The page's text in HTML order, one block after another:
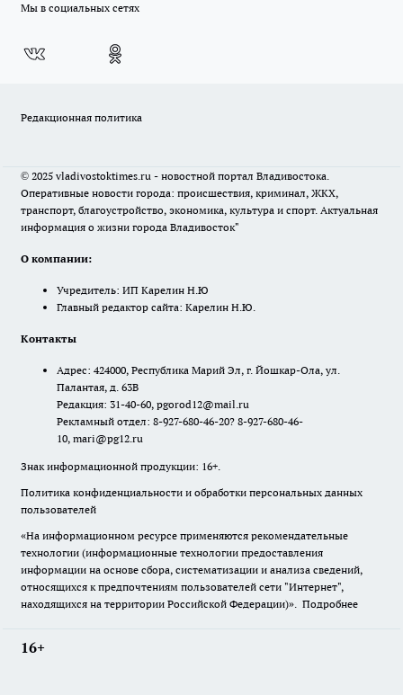
Мы в социальных сетях
Редакционная политика
© 2025 vladivostoktimes.ru - новостной портал Владивостока.
Оперативные новости города: происшествия, криминал, ЖКХ,
транспорт, благоустройство, экономика, культура и спорт. Актуальная
информация о жизни города Владивосток"
О компании:
Учредитель: ИП Карелин Н.Ю
Главный редактор сайта: Карелин Н.Ю.
Контакты
Адрес: 424000, Республика Марий Эл, г. Йошкар-Ола, ул.
Палантая, д. 63В
Редакция: 31-40-60, pgorod12@mail.ru
Рекламный отдел: 8-927-680-46-20? 8-927-680-46-
10, mari@pg12.ru
Знак информационной продукции: 16+.
Политика конфиденциальности и обработки персональных данных
пользователей
«На информационном ресурсе применяются рекомендательные
технологии (информационные технологии предоставления
информации на основе сбора, систематизации и анализа сведений,
относящихся к предпочтениям пользователей сети "Интернет",
находящихся на территории Российской Федерации)». Подробнее
16+